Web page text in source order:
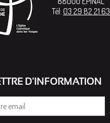
Tél: 03 29 82 21 63
D'INFORMATION